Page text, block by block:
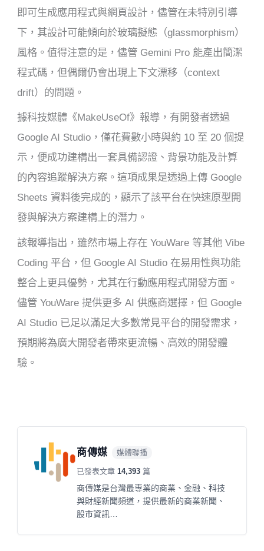
即可生成應用程式與網頁設計，儘管在未特別引導
下，其設計可能傾向於玻璃擬態（glassmorphism）
風格。值得注意的是，儘管 Gemini Pro 能產出簡潔
程式碼，但偶爾仍會出現上下文漂移（context
drift）的問題。
據科技媒體《MakeUseOf》報導，有開發者透過
Google AI Studio，僅花費數小時與約 10 至 20 個提
示，便成功建構出一套具備認證、背景功能及計算
的內容追蹤解決方案。這項成果是透過上傳 Google
Sheets 資料後完成的，顯示了該平台在快速原型開
發與解決方案建構上的潛力。
該報導指出，雖然市場上存在 YouWare 等其他 Vibe
Coding 平台，但 Google AI Studio 在易用性與功能
整合上更具優勢，尤其在行動應用程式開發方面。
儘管 YouWare 提供更多 AI 供應商選擇，但 Google
AI Studio 已足以滿足大多數常見平台的開發需求，
預期將為廣大開發者帶來更流暢、高效的開發體
驗。
商傳媒 媒體聯播
已發表文章 14,393 篇
商傳媒是台灣最專業的商業、金融、科技
與財經新聞頻道，提供最新的商業新聞、
股市資訊…